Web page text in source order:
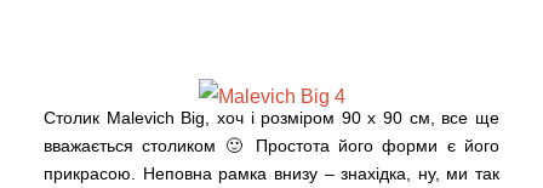
Столик Malevich Big, хоч і розміром 90 х 90 см, все ще
вважається столиком 🙂 Простота його форми є його
прикрасою. Неповна рамка внизу – знахідка, ну, ми так